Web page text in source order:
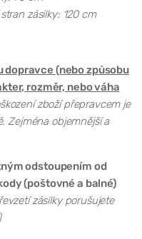
zásilky: 120 cm
dopravce (nebo způsobu
rozměr, nebo váha
zboží přepravcem je
Zejména objemnější a
odstoupením od
(poštovné a balné)
zásilky porušujete